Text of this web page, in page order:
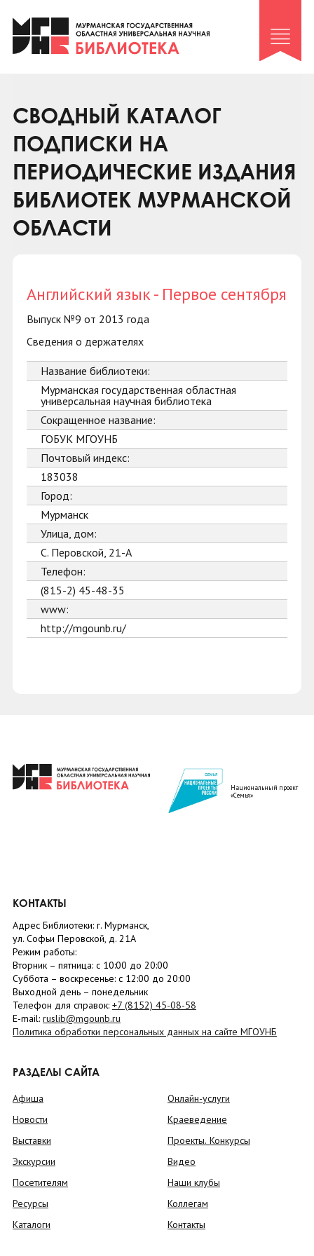
Клуб «Гиря и сельдерей»
Клуб «Семейный архив»
Коллегам
Контакты
СВОДНЫЙ КАТАЛОГ
ПОДПИСКИ НА
ПЕРИОДИЧЕСКИЕ ИЗДАНИЯ
БИБЛИОТЕК МУРМАНСКОЙ
ОБЛАСТИ
Английский язык - Первое сентября
Выпуск №9 от 2013 года
Сведения о держателях
Название библиотеки:
Мурманская государственная областная
универсальная научная библиотека
Сокращенное название:
ГОБУК МГОУНБ
Почтовый индекс:
183038
Город:
Мурманск
Улица, дом:
С. Перовской, 21-А
Телефон:
(815-2) 45-48-35
www:
http://mgounb.ru/
Национальный проект
«Семья»
КОНТАКТЫ
Адрес Библиотеки: г. Мурманск,
ул. Софьи Перовской, д. 21А
Режим работы:
Вторник – пятница: с 10:00 до 20:00
Суббота – воскресенье: c 12:00 до 20:00
Выходной день – понедельник
Телефон для справок: +7 (8152) 45-08-58
E-mail: ruslib@mgounb.ru
Политика обработки персональных данных на сайте МГОУНБ
РАЗДЕЛЫ САЙТА
Афиша
Новости
Выставки
Экскурсии
Посетителям
Ресурсы
Каталоги
Онлайн-услуги
Краеведение
Проекты. Конкурсы
Видео
Наши клубы
Коллегам
Контакты